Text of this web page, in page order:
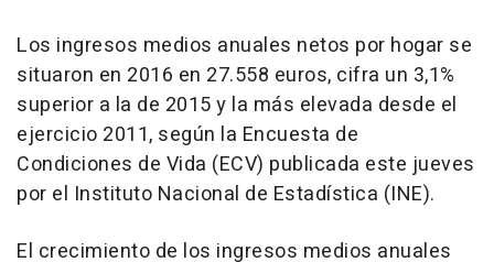
Los ingresos medios anuales netos por hogar se
situaron en 2016 en 27.558 euros, cifra un 3,1%
superior a la de 2015 y la más elevada desde el
ejercicio 2011, según la Encuesta de
Condiciones de Vida (ECV) publicada este jueves
por el Instituto Nacional de Estadística (INE).
El crecimiento de los ingresos medios anuales